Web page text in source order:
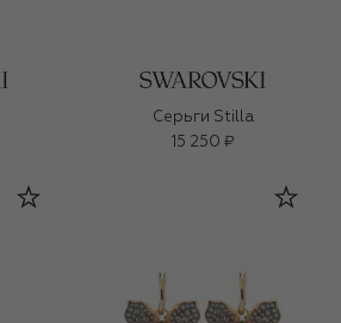
Серьги Stilla
15 250 ₽